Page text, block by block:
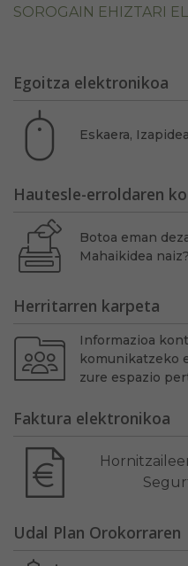
SOROGAIN EHIZTARI
Egoitza elektronikoa
Eskaera,
Hautesle-erroldaren
Botoa eman
Mahaikidea naiz?
Herritarren karpeta
Informazioa
komunikatzeko
zure espazio
Faktura elektronikoa
Udal Plan Orokorraren